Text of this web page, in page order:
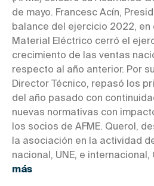
de mayo. Francesc Acín,
balance del ejercicio 2022, en
Material Eléctrico cerró el
crecimiento de las ventas
respecto al año anterior. Por
Director Técnico, repasó los
del año pasado con
nuevas normativas con
los socios de AFME. Querol,
la asociación en la actividad
nacional, UNE, e internacional,
más